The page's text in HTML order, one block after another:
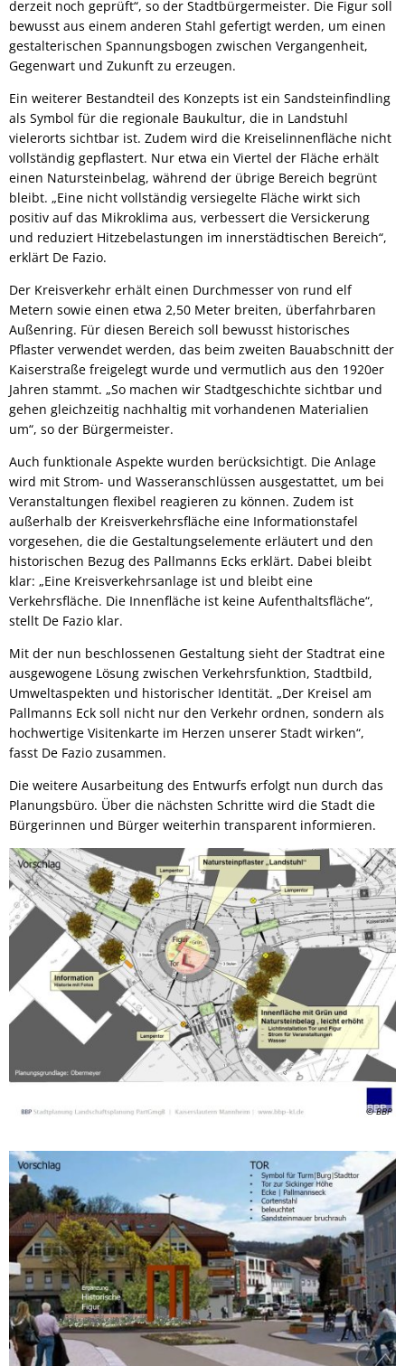
derzeit noch geprüft“, so der Stadtbürgermeister. Die Figur soll
bewusst aus einem anderen Stahl gefertigt werden, um einen
gestalterischen Spannungsbogen zwischen Vergangenheit,
Gegenwart und Zukunft zu erzeugen.
Ein weiterer Bestandteil des Konzepts ist ein Sandsteinfindling
als Symbol für die regionale Baukultur, die in Landstuhl
vielerorts sichtbar ist. Zudem wird die Kreiselinnenfläche nicht
vollständig gepflastert. Nur etwa ein Viertel der Fläche erhält
einen Natursteinbelag, während der übrige Bereich begrünt
bleibt. „Eine nicht vollständig versiegelte Fläche wirkt sich
positiv auf das Mikroklima aus, verbessert die Versickerung
und reduziert Hitzebelastungen im innerstädtischen Bereich“,
erklärt De Fazio.
Der Kreisverkehr erhält einen Durchmesser von rund elf
Metern sowie einen etwa 2,50 Meter breiten, überfahrbaren
Außenring. Für diesen Bereich soll bewusst historisches
Pflaster verwendet werden, das beim zweiten Bauabschnitt der
Kaiserstraße freigelegt wurde und vermutlich aus den 1920er
Jahren stammt. „So machen wir Stadtgeschichte sichtbar und
gehen gleichzeitig nachhaltig mit vorhandenen Materialien
um“, so der Bürgermeister.
Auch funktionale Aspekte wurden berücksichtigt. Die Anlage
wird mit Strom- und Wasseranschlüssen ausgestattet, um bei
Veranstaltungen flexibel reagieren zu können. Zudem ist
außerhalb der Kreisverkehrsfläche eine Informationstafel
vorgesehen, die die Gestaltungselemente erläutert und den
historischen Bezug des Pallmanns Ecks erklärt. Dabei bleibt
klar: „Eine Kreisverkehrsanlage ist und bleibt eine
Verkehrsfläche. Die Innenfläche ist keine Aufenthaltsfläche“,
stellt De Fazio klar.
Mit der nun beschlossenen Gestaltung sieht der Stadtrat eine
ausgewogene Lösung zwischen Verkehrsfunktion, Stadtbild,
Umweltaspekten und historischer Identität. „Der Kreisel am
Pallmanns Eck soll nicht nur den Verkehr ordnen, sondern als
hochwertige Visitenkarte im Herzen unserer Stadt wirken“,
fasst De Fazio zusammen.
Die weitere Ausarbeitung des Entwurfs erfolgt nun durch das
Planungsbüro. Über die nächsten Schritte wird die Stadt die
Bürgerinnen und Bürger weiterhin transparent informieren.
© BBP